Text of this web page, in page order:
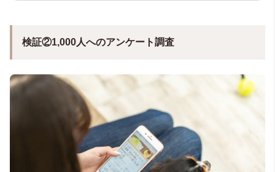
検証②1,000人へのアンケート調査